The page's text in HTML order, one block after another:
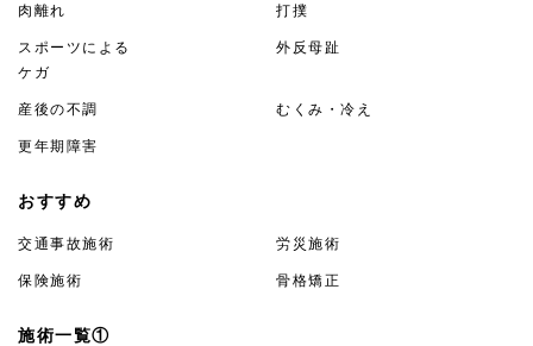
肉離れ 打撲
スポーツによる
ケガ
外反母趾
産後の不調 むくみ・冷え
更年期障害
おすすめ
交通事故施術 労災施術
保険施術 骨格矯正
施術一覧①